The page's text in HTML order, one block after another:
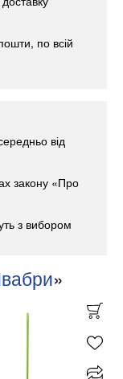
по всій
від
закону «Про
з вибором
»